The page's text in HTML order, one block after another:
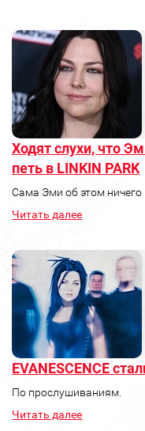
Ходят слухи, что
петь в LINKIN PARK
Сама Эми об этом ничего
Читать далее
EVANESCENCE
По прослушиваниям.
Читать далее